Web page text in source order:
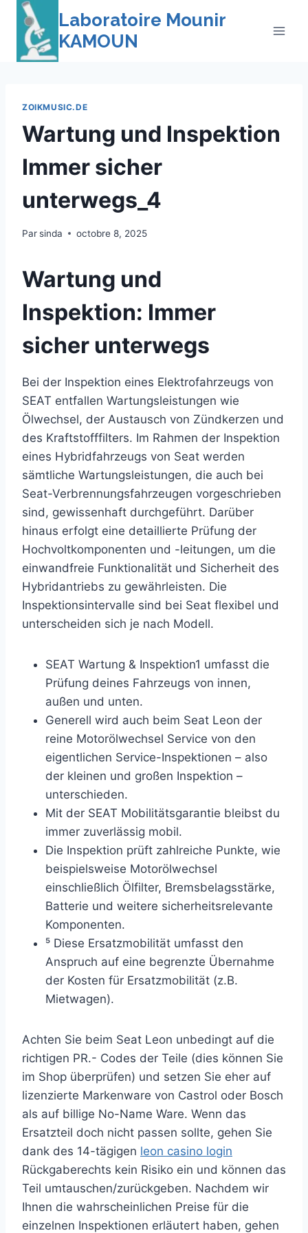
Skip
content
Laboratoire Mounir
KAMOUN
ZOIKMUSIC.DE
Wartung und Inspektion
Immer sicher
unterwegs_4
Parsinda octobre 8, 2025
Wartung und
Inspektion: Immer
sicher unterwegs
Bei der Inspektion eines Elektrofahrzeugs von
SEAT entfallen Wartungsleistungen wie
Ölwechsel, der Austausch von Zündkerzen und
des Kraftstofffilters. Im Rahmen der Inspektion
eines Hybridfahrzeugs von Seat werden
sämtliche Wartungsleistungen, die auch bei
Seat-Verbrennungsfahrzeugen vorgeschrieben
sind, gewissenhaft durchgeführt. Darüber
hinaus erfolgt eine detaillierte Prüfung der
Hochvoltkomponenten und -leitungen, um die
einwandfreie Funktionalität und Sicherheit des
Hybridantriebs zu gewährleisten. Die
Inspektionsintervalle sind bei Seat flexibel und
unterscheiden sich je nach Modell.
SEAT Wartung & Inspektion1 umfasst die
Prüfung deines Fahrzeugs von innen,
außen und unten.
Generell wird auch beim Seat Leon der
reine Motorölwechsel Service von den
eigentlichen Service-Inspektionen – also
der kleinen und großen Inspektion –
unterschieden.
Mit der SEAT Mobilitätsgarantie bleibst du
immer zuverlässig mobil.
Die Inspektion prüft zahlreiche Punkte, wie
beispielsweise Motorölwechsel
einschließlich Ölfilter, Bremsbelagsstärke,
Batterie und weitere sicherheitsrelevante
Komponenten.
⁵ Diese Ersatzmobilität umfasst den
Anspruch auf eine begrenzte Übernahme
der Kosten für Ersatzmobilität (z.B.
Mietwagen).
Achten Sie beim Seat Leon unbedingt auf die
richtigen PR.- Codes der Teile (dies können Sie
im Shop überprüfen) und setzen Sie eher auf
lizenzierte Markenware von Castrol oder Bosch
als auf billige No-Name Ware. Wenn das
Ersatzteil doch nicht passen sollte, gehen Sie
dank des 14-tägigen leon casino login
Rückgaberechts kein Risiko ein und können das
Teil umtauschen/zurückgeben. Nachdem wir
Ihnen die wahrscheinlichen Preise für die
einzelnen Inspektionen erläutert haben, gehen